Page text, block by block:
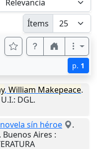
Ítems
p. 1
, William Makepeace.
U.I.: DGL.
sín héroe
.
. Buenos Aires :